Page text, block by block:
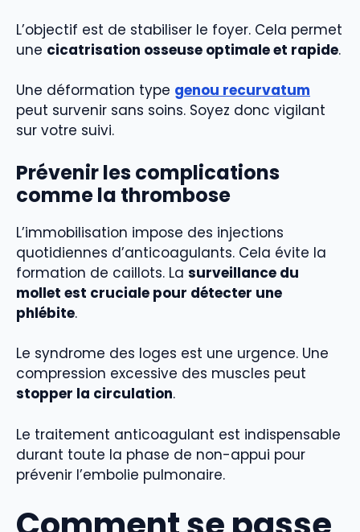
L’objectif est de stabiliser le foyer. Cela permet
une cicatrisation osseuse optimale et rapide.
Une déformation type genou recurvatum
peut survenir sans soins. Soyez donc vigilant
sur votre suivi.
Prévenir les complications
comme la thrombose
L’immobilisation impose des injections
quotidiennes d’anticoagulants. Cela évite la
formation de caillots. La surveillance du
mollet est cruciale pour détecter une
phlébite.
Le syndrome des loges est une urgence. Une
compression excessive des muscles peut
stopper la circulation.
Le traitement anticoagulant est indispensable
durant toute la phase de non-appui pour
prévenir l’embolie pulmonaire.